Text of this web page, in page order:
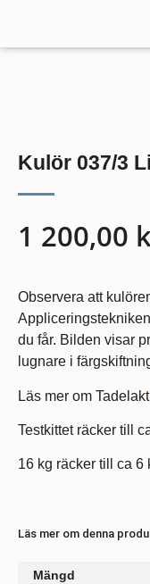
Kulör 037/3
1 200,00
Observera att
du får. Bilden visar
lugnare i
Läs mer om Tadelakt
Testkittet räcker till
16 kg räcker till ca 6
Läs mer om denna
Mängd